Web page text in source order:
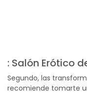
: Salón Erótico
Segundo, las
recomiende tomarte